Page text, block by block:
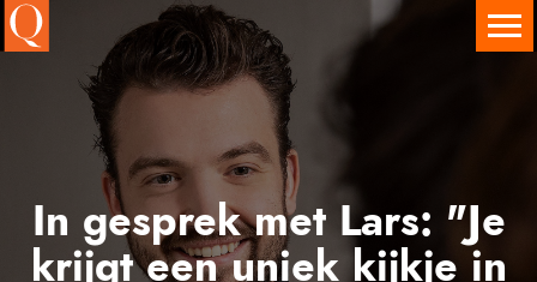
Onze diensten
Executive Search
Interim Executives
Leadership & Team Development
In gesprek met Lars: "Je
krijgt een uniek kijkje in